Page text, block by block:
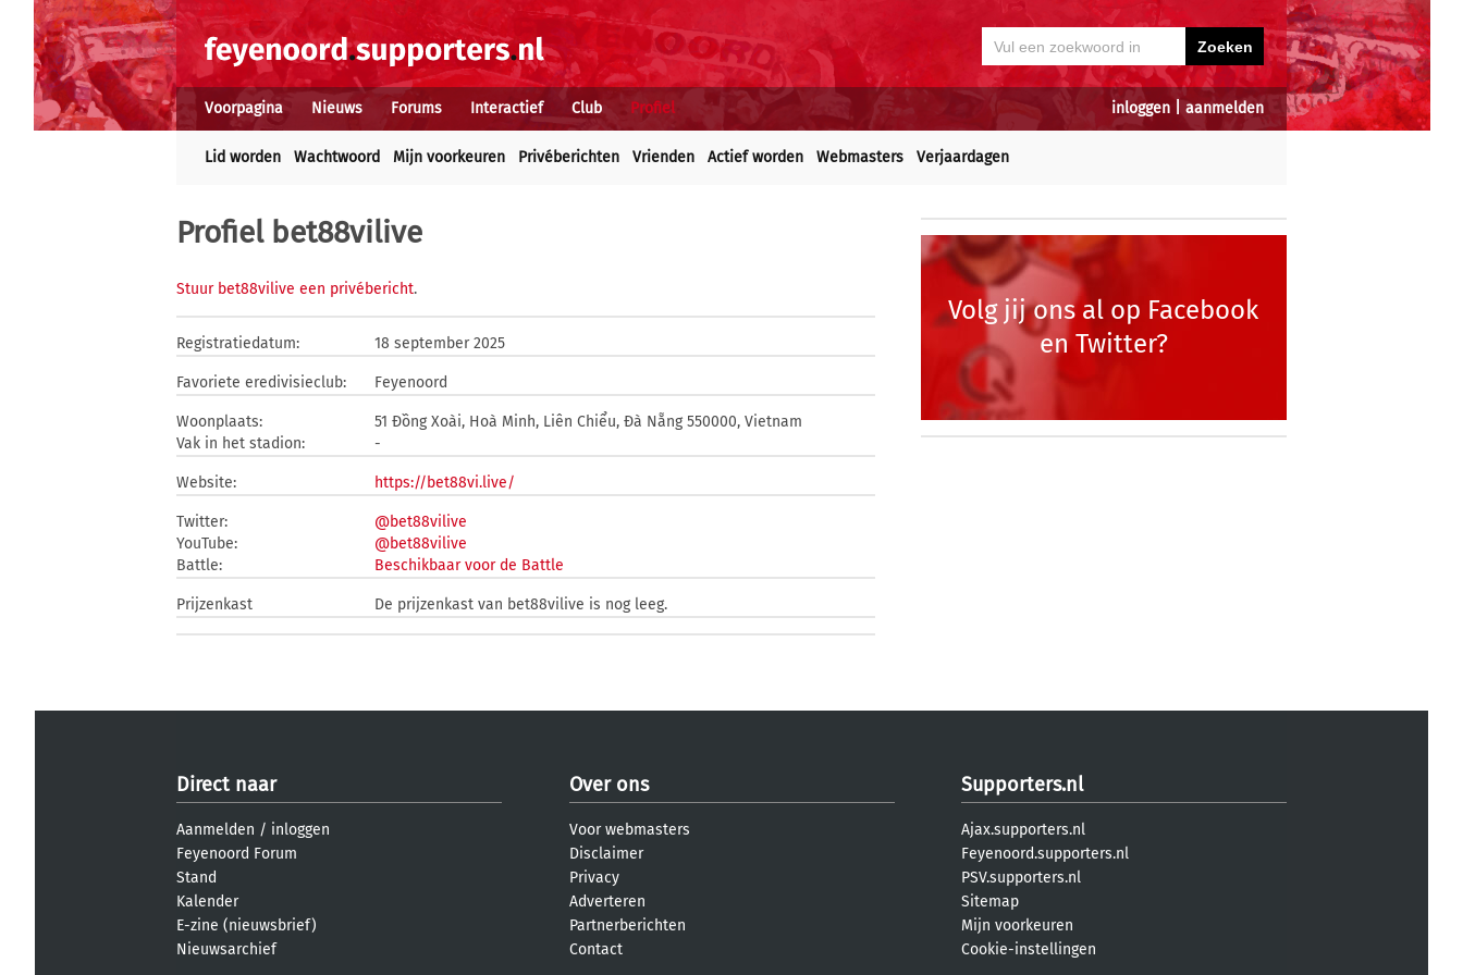
inloggen aanmelden
Voorpagina Nieuws Forums Interactief Club Profiel
Lid worden Wachtwoord Mijn voorkeuren Privéberichten Vrienden Actief worden Webmasters Verjaardagen
Profiel bet88vilive
Stuur bet88vilive een privébericht.
Registratiedatum: 18 september 2025
Favoriete eredivisieclub: Feyenoord
Woonplaats:
51 Đồng Xoài, Hoà Minh, Liên Chiểu, Đà Nẵng 550000, Vietnam
Vak in het stadion:
-
Website: https://bet88vi.live/
Twitter:
@bet88vilive
YouTube:
@bet88vilive
Battle:
Beschikbaar voor de Battle
Prijzenkast De prijzenkast van bet88vilive is nog leeg.
Volg jij ons al op Facebook
en Twitter?
Direct naar
Aanmelden / inloggen
Feyenoord Forum
Stand
Kalender
E-zine (nieuwsbrief)
Nieuwsarchief
Over ons
Voor webmasters
Disclaimer
Privacy
Adverteren
Partnerberichten
Contact
Supporters.nl
Ajax.supporters.nl
Feyenoord.supporters.nl
PSV.supporters.nl
Sitemap
Mijn voorkeuren
Cookie-instellingen